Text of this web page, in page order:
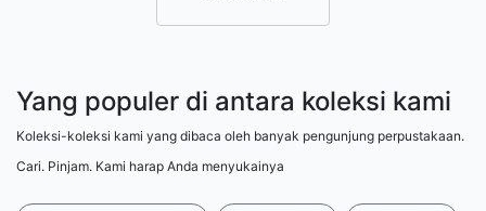
Yang populer di antara koleksi kami
Koleksi-koleksi kami yang dibaca oleh banyak pengunjung perpustakaan.
Cari. Pinjam. Kami harap Anda menyukainya